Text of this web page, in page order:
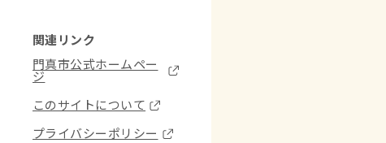
関連リンク
門真市公式ホームペー
ジ
このサイトについて
プライバシーポリシー